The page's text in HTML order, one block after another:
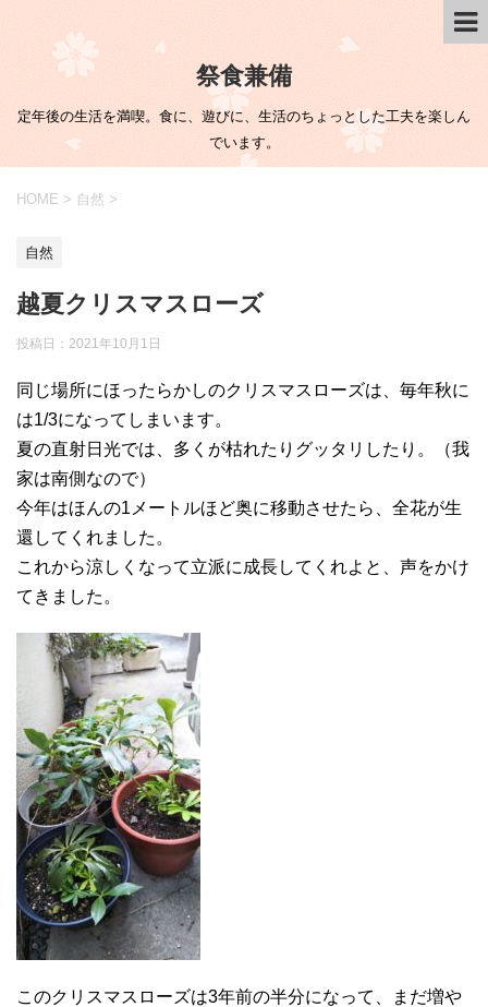
祭食兼備
定年後の生活を満喫。食に、遊びに、生活のちょっとした工夫を楽しん
でいます。
HOME > 自然 >
自然
越夏クリスマスローズ
投稿日： 2021年10月1日
同じ場所にほったらかしのクリスマスローズは、毎年秋に
は1/3になってしまいます。
夏の直射日光では、多くが枯れたりグッタリしたり。（我
家は南側なので）
今年はほんの1メートルほど奥に移動させたら、全花が生
還してくれました。
これから涼しくなって立派に成長してくれよと、声をかけ
てきました。
このクリスマスローズは3年前の半分になって、まだ増や